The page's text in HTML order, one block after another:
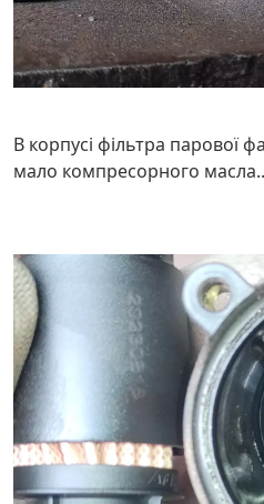
В корпусі фільтра парової
мало компресорного